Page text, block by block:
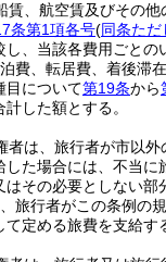
賃、航空賃及びその他
条第1項各号(同条ただ
、当該各費用ごとの
費、転居費、着後滞
目について第19条から
した額とする。
者は、旅行者が市以
した場合には、不当
その必要としない部
旅行者がこの条例の
定める旅費を支給す